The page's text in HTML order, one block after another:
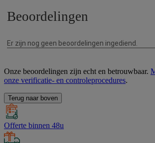
Onze beoordelingen zijn echt en betrouwbaar.
onze verificatie- en controleprocedures.
Terug naar boven
Offerte binnen 48u